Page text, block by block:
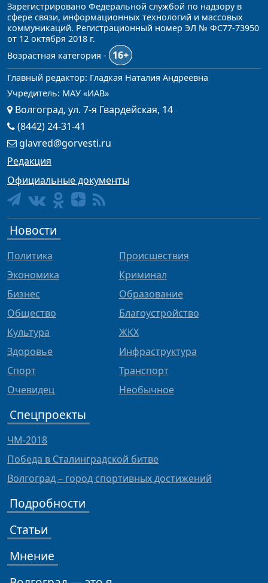
Зарегистрировано Федеральной службой по надзору в
сфере связи, информационных технологий и массовых
коммуникаций. Регистрационный номер ЭЛ № ФС77-73950
от 12 октября 2018 г.
Возрастная категория -
16+
Главный редактор: Гладкая Наталия Андреевна
Учредитель: МАУ «ИАВ»
Волгоград, ул. 7-я Гвардейская, 14
(8442) 24-31-41
glavred@gorvesti.ru
Редакция
Официальные документы
Новости
Политика
Экономика
Бизнес
Общество
Культура
Здоровье
Спорт
Очевидец
Происшествия
Криминал
Образование
Благоустройство
ЖКХ
Инфраструктура
Транспорт
Необычное
Спецпроекты
ЧМ-2018
Победа в Сталинградской битве
Волгоград – город спортивных достижений
Подробности
Статьи
Мнение